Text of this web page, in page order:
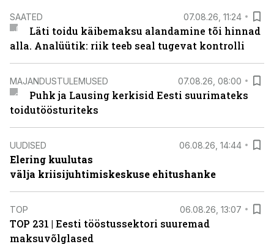
SAATED 07.08.26, 11:24
Läti toidu käibemaksu alandamine tõi hinnad
alla. Analüütik: riik teeb seal tugevat kontrolli
MAJANDUSTULEMUSED 07.08.26, 08:00
Puhk ja Lausing kerkisid Eesti suurimateks
toidutöösturiteks
UUDISED 06.08.26, 14:44
Elering kuulutas
välja kriisijuhtimiskeskuse ehitushanke
TOP 06.08.26, 13:07
TOP 231 | Eesti tööstussektori suuremad
maksuvõlglased